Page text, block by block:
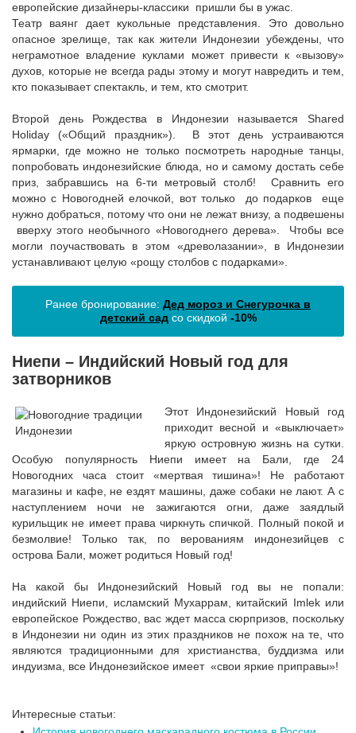
европейские дизайнеры-классики пришли бы в ужас.
Театр ваянг дает кукольные представления. Это довольно
опасное зрелище, так как жители Индонезии убеждены, что
неграмотное владение куклами может привести к «вызову»
духов, которые не всегда рады этому и могут навредить и тем,
кто показывает спектакль, и тем, кто смотрит.
Второй день Рождества в Индонезии называется Shared
Holiday («Общий праздник»). В этот день устраиваются
ярмарки, где можно не только посмотреть народные танцы,
попробовать индонезийские блюда, но и самому достать себе
приз, забравшись на 6-ти метровый столб! Сравнить его
можно с Новогодней елочкой, вот только до подарков еще
нужно добраться, потому что они не лежат внизу, а подвешены
вверху этого необычного «Новогоднего дерева». Чтобы все
могли поучаствовать в этом «древолазании», в Индонезии
устанавливают целую «рощу столбов с подарками».
Ранее бронирование: Дед мороз и Снегурочка в
детский садсо скидкой -10%
Ниепи – Индийский Новый год для
затворников
Этот Индонезийский Новый год
приходит весной и «выключает»
яркую островную жизнь на сутки.
Особую популярность Ниепи имеет на Бали, где 24
Новогодних часа стоит «мертвая тишина»! Не работают
магазины и кафе, не ездят машины, даже собаки не лают. А с
наступлением ночи не зажигаются огни, даже заядлый
курильщик не имеет права чиркнуть спичкой. Полный покой и
безмолвие! Только так, по верованиям индонезийцев с
острова Бали, может родиться Новый год!
На какой бы Индонезийский Новый год вы не попали:
индийский Ниепи, исламский Мухаррам, китайский Imlek или
европейское Рождество, вас ждет масса сюрпризов, поскольку
в Индонезии ни один из этих праздников не похож на те, что
являются традиционными для христианства, буддизма или
индуизма, все Индонезийское имеет «свои яркие приправы»!
Интересные статьи: